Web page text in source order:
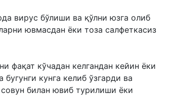
вирус бўлиши ва қўлни юзга олиб
ювмасдан ёки тоза салфеткасиз
фақат кўчадан келгандан кейин ёки
кунга келиб ўзгарди ва
билан ювиб турилиши ёки